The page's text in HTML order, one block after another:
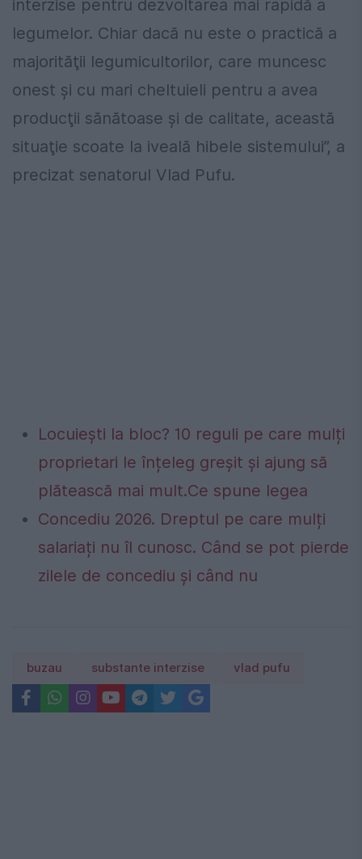
interzise pentru dezvoltarea mai rapidă a
legumelor. Chiar dacă nu este o practică a
majorităţii legumicultorilor, care muncesc
onest şi cu mari cheltuieli pentru a avea
producţii sănătoase şi de calitate, această
situaţie scoate la iveală hibele sistemului”, a
precizat senatorul Vlad Pufu.
Locuiești la bloc? 10 reguli pe care mulți
proprietari le înțeleg greșit și ajung să
plătească mai mult.Ce spune legea
Concediu 2026. Dreptul pe care mulți
salariați nu îl cunosc. Când se pot pierde
zilele de concediu și când nu
buzau substante interzise vlad pufu